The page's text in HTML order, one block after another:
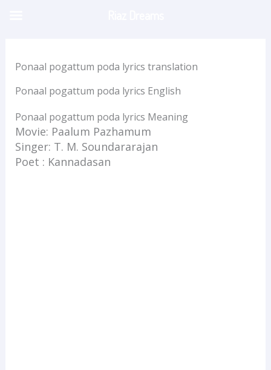
Ponaal pogattum poda lyrics translation
Ponaal pogattum poda lyrics English
Ponaal pogattum poda lyrics Meaning
Movie: Paalum Pazhamum
Singer: T. M. Soundararajan
Poet : Kannadasan